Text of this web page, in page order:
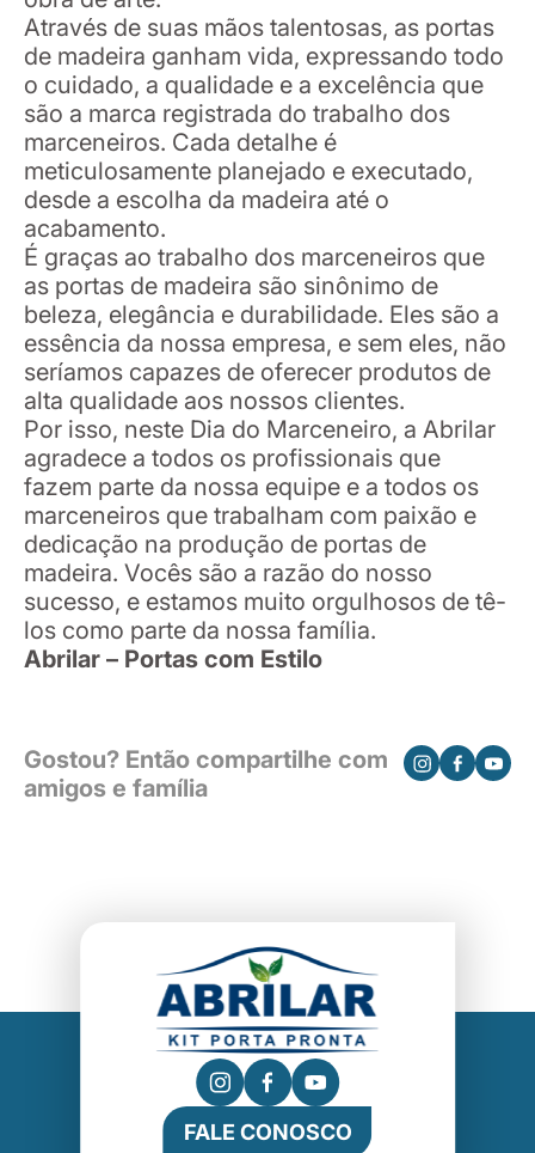
Através de suas mãos talentosas, as portas
de madeira ganham vida, expressando todo
o cuidado, a qualidade e a excelência que
são a marca registrada do trabalho dos
marceneiros. Cada detalhe é
meticulosamente planejado e executado,
desde a escolha da madeira até o
acabamento.
É graças ao trabalho dos marceneiros que
as portas de madeira são sinônimo de
beleza, elegância e durabilidade. Eles são a
essência da nossa empresa, e sem eles, não
seríamos capazes de oferecer produtos de
alta qualidade aos nossos clientes.
Por isso, neste Dia do Marceneiro, a Abrilar
agradece a todos os profissionais que
fazem parte da nossa equipe e a todos os
marceneiros que trabalham com paixão e
dedicação na produção de portas de
madeira. Vocês são a razão do nosso
sucesso, e estamos muito orgulhosos de tê-
los como parte da nossa família.
Abrilar – Portas com Estilo
Gostou? Então compartilhe com
amigos e família
FALE CONOSCO